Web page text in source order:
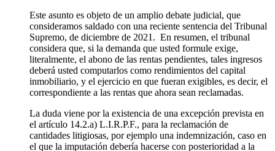
Este asunto es objeto de un amplio debate judicial, que
consideramos saldado con una reciente sentencia del Tribunal
Supremo, de diciembre de 2021. En resumen, el tribunal
considera que, si la demanda que usted formule exige,
literalmente, el abono de las rentas pendientes, tales ingresos
deberá usted computarlos como rendimientos del capital
inmobiliario, y el ejercicio en que fueran exigibles, es decir, el
correspondiente a las rentas que ahora sean reclamadas.
La duda viene por la existencia de una excepción prevista en
el artículo 14.2.a) L.I.R.P.F., para la reclamación de
cantidades litigiosas, por ejemplo una indemnización, caso en
el que la imputación debería hacerse con posterioridad a la